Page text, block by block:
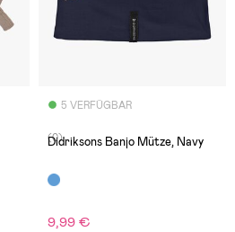
5 VERFÜGBAR
(0)
Didriksons Banjo Mütze, Navy
9,99 €